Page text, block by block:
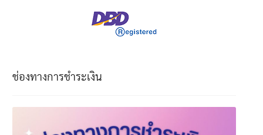
ช่องทางการชำระเงิน